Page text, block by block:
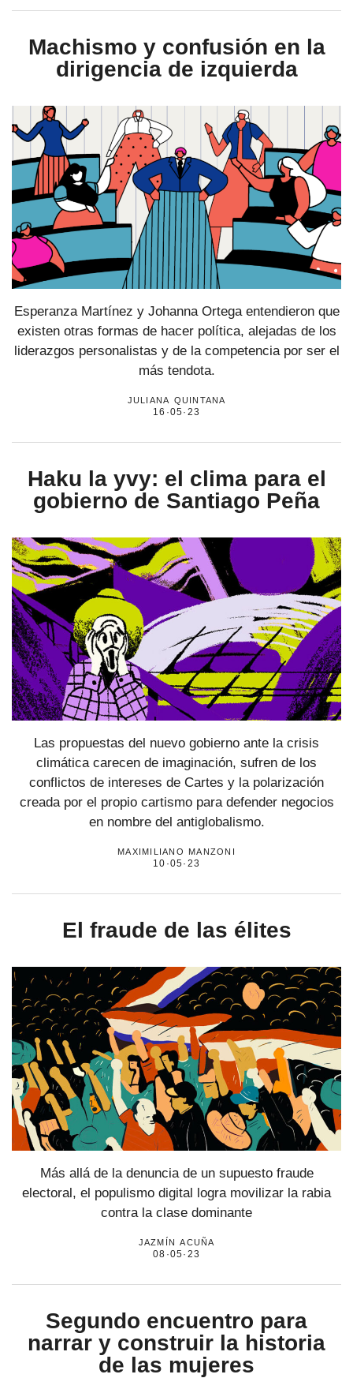
Machismo y confusión en la
dirigencia de izquierda
Esperanza Martínez y Johanna Ortega entendieron que
existen otras formas de hacer política, alejadas de los
liderazgos personalistas y de la competencia por ser el
más tendota.
juliana quintana
16·05·23
Haku la yvy: el clima para el
gobierno de Santiago Peña
Las propuestas del nuevo gobierno ante la crisis
climática carecen de imaginación, sufren de los
conflictos de intereses de Cartes y la polarización
creada por el propio cartismo para defender negocios
en nombre del antiglobalismo.
maximiliano manzoni
10·05·23
El fraude de las élites
Más allá de la denuncia de un supuesto fraude
electoral, el populismo digital logra movilizar la rabia
contra la clase dominante
jazmín acuña
08·05·23
Segundo encuentro para
narrar y construir la historia
de las mujeres